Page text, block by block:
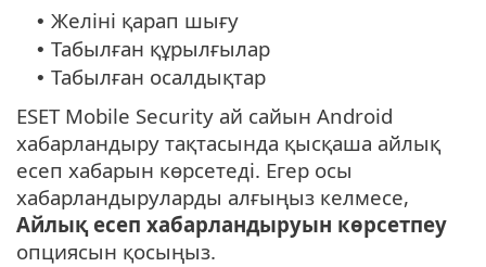
• Желіні қарап шығу
• Табылған құрылғылар
• Табылған осалдықтар
ESET Mobile Security ай сайын Android
хабарландыру тақтасында қысқаша айлық
есеп хабарын көрсетеді. Егер осы
хабарландыруларды алғыңыз келмесе,
Айлық есеп хабарландыруын көрсетпеу
опциясын қосыңыз.